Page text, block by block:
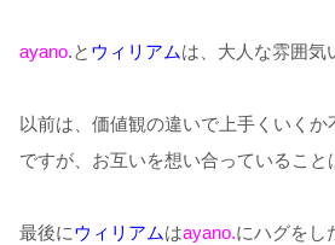
ayano.と ウィリアムは、大人な雰囲気
以前は、価値観の違いで上手くいくか
ですが、 お互いを想い合っていること
最後にウィリアムはayano.にハグをし